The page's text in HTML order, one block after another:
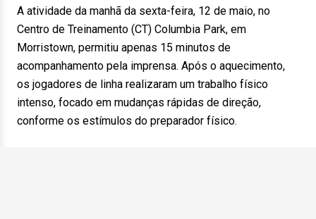
A atividade da manhã da sexta-feira, 12 de maio, no
Centro de Treinamento (CT) Columbia Park, em
Morristown, permitiu apenas 15 minutos de
acompanhamento pela imprensa. Após o aquecimento,
os jogadores de linha realizaram um trabalho físico
intenso, focado em mudanças rápidas de direção,
conforme os estímulos do preparador físico.